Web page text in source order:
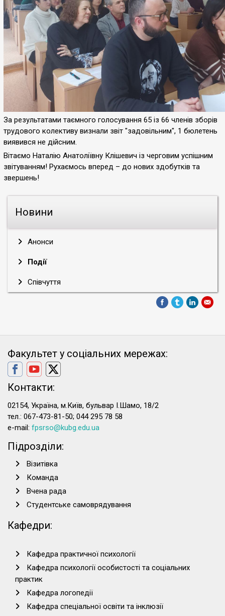
Новини
Анонси
Події
Співчуття
За результатами таємного голосування 65 із 66 членів зборів
трудового колективу визнали звіт "задовільним", 1 бюлетень
виявився не дійсним.
Вітаємо Наталію Анатоліївну Клішевич із черговим успішним
звітуванням! Рухаємось вперед – до нових здобутків та
звершень!
Факультет у соціальних мережах:
Контакти:
02154, Україна, м.Київ, бульвар І.Шамо, 18/2
тел.: 067-473-81-50; 044 295 78 58
e-mail: fpsrso@kubg.edu.ua
Підрозділи:
Візитівка
Команда
Вчена рада
Студентське самоврядування
Кафедри:
Кафедра практичної психології
Кафедра психології особистості та соціальних
практик
Кафедра логопедії
Кафедра спеціальної освіти та інклюзії